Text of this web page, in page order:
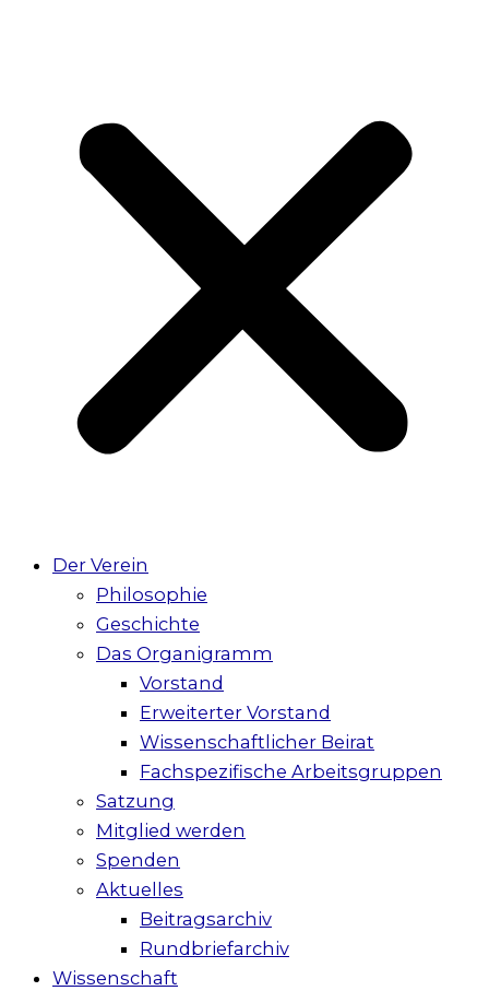
Der Verein
Philosophie
Geschichte
Das Organigramm
Vorstand
Erweiterter Vorstand
Wissenschaftlicher Beirat
Fachspezifische Arbeitsgruppen
Satzung
Mitglied werden
Spenden
Aktuelles
Beitragsarchiv
Rundbriefarchiv
Wissenschaft